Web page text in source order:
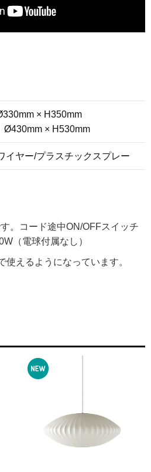
× H350mm
× H530mm
イヤー/プラスチックスプレー
。コード途中ON/OFFスイッチ
（電球付属なし）
使えるようになっています。